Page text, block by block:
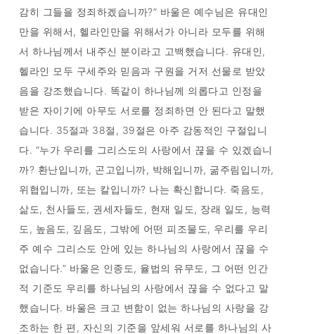
감히 그들을 정죄하겠습니까?” 바울은 예수님은 유대인
만을 위해서, 헬라인만을 위해서가 아니라 모두를 위해
서 하나님께서 내주신 분이라고 고백했습니다. 유대인,
헬라인 모두 구세주와 믿음과 구원을 거저 선물로 받았
음을 강조했습니다. 똑같이 하나님께 의롭다고 인정을
받은 자이기에 아무도 서로를 정죄하면 안 된다고 말했
습니다. 35절과 38절, 39절은 아주 감동적인 구절입니
다. “누가 우리를 그리스도의 사랑에서 끊을 수 있겠습니
까? 환난입니까, 곤고입니까, 박해입니까, 굶주림입니까,
위협입니까, 또는 칼입니까? 나는 확신합니다. 죽음도,
삶도, 천사들도, 권세자들도, 현재 일도, 장래 일도, 능력
도, 높음도, 깊음도, 그밖에 어떤 피조물도, 우리를 우리
주 예수 그리스도 안에 있는 하나님의 사랑에서 끊을 수
없습니다.” 바울은 인종도, 율법의 유무도, 그 어떤 인간
적 기준도 우리를 하나님의 사랑에서 끊을 수 없다고 말
했습니다. 바울은 크고 변함이 없는 하나님의 사랑을 강
조하는 한 편, 자신의 기준을 앞세워 서로를 하나님의 사